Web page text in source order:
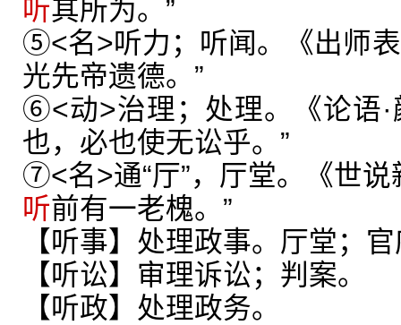
听其所为。”
⑤<名>听力；听闻。《出师
光先帝遗德。”
⑥<动>治理；处理。《论语·
也，必也使无讼乎。”
⑦<名>通“厅”，厅堂。《世说
听前有一老槐。”
【听事】处理政事。厅堂；
【听讼】审理诉讼；判案。
【听政】处理政务。